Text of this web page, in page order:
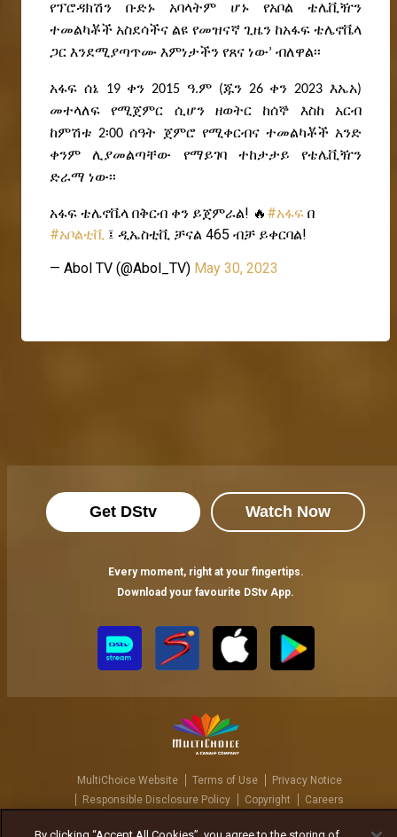
የፕሮዳክሽን ቡድኑ አባላትም ሆኑ የአቦል ቴሌቪዥን
ተመልካቾች አስደሳችና ልዩ የመዝናኛ ጊዜን ከአፋፍ ቴሌኖቬላ
ጋር እንደሚያጣጥሙ እምነታችን የጸና ነው’ ብለዋል፡፡
አፋፍ ሰኔ 19 ቀን 2015 ዓ.ም (ጁን 26 ቀን 2023 እኤአ)
መተላለፍ የሚጀምር ሲሆን ዘወትር ከሰኞ እስከ አርብ
ከምሽቱ 2፡00 ሰዓት ጀምሮ የሚቀርብና ተመልካቾች አንድ
ቀንም ሊያመልጣቸው የማይገባ ተከታታይ የቴሌቪዥን
ድራማ ነው፡፡
አፋፍ ቴሌኖቬላ በቅርብ ቀን ይጀምራል! 🔥 #አፋፍ በ
#አቦልቲቪ ፤ ዲኤስቲቪ ቻናል 465 ብቻ ይቀርባል!
— Abol TV (@Abol_TV) May 30, 2023
Get DStv Watch Now
Every moment, right at your fingertips.
Download your favourite DStv App.
MultiChoice Website Terms of Use
Privacy Notice
Responsible Disclosure Policy
Copyright
Careers